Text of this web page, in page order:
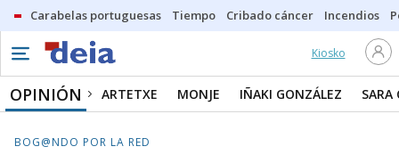
Carabelas portuguesas Tiempo Cribado cáncer Incendios
Kiosko
OPINIÓN ARTETXE MONJE IÑAKI GONZÁLEZ SARA
BOG@NDO POR LA RED